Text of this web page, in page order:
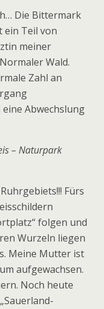
Die Bittermark
ein Teil von
meiner
Wald.
Zahl an
Abwechslung
– Naturpark
Fürs
folgen und
Wurzeln liegen
Meine Mutter ist
aufgewachsen.
Noch heute